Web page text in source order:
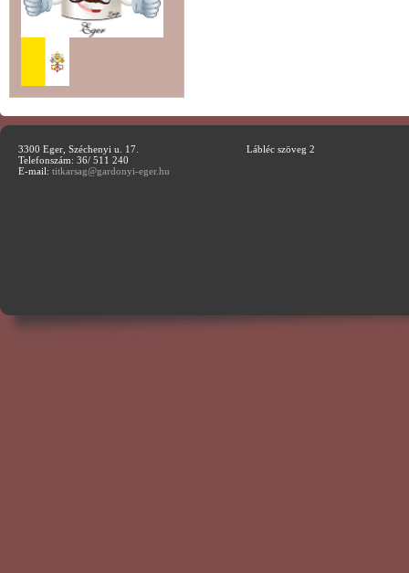
3300 Eger, Széchenyi u. 17.
Telefonszám: 36/ 511 240
E-mail: titkarsag@gardonyi-eger.hu
Lábléc szöveg 2